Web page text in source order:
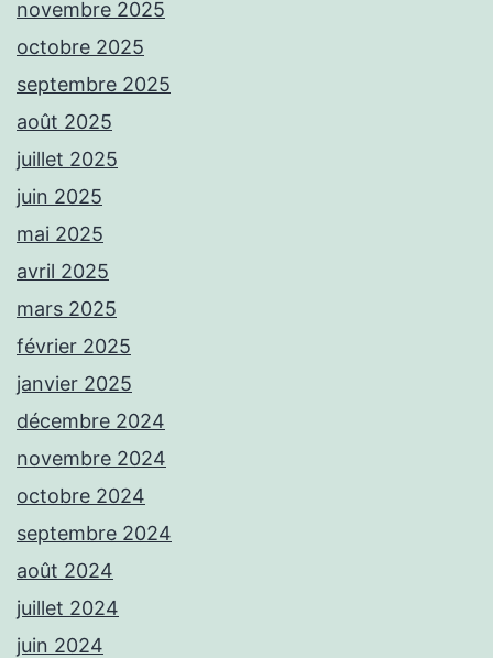
novembre 2025
octobre 2025
septembre 2025
août 2025
juillet 2025
juin 2025
mai 2025
avril 2025
mars 2025
février 2025
janvier 2025
décembre 2024
novembre 2024
octobre 2024
septembre 2024
août 2024
juillet 2024
juin 2024